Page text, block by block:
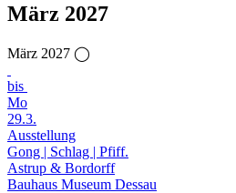
März 2027
März 2027 ◯
bis
Mo
29.3.
Ausstellung
Gong | Schlag | Pfiff.
Astrup & Bordorff
Bauhaus Museum Dessau